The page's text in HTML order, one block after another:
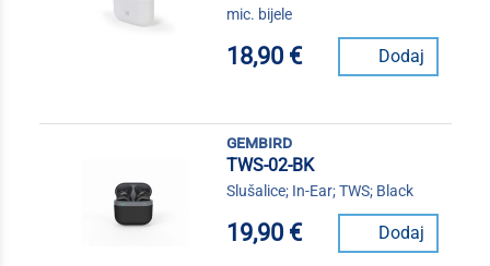
mic. bijele
18,90 € Dodaj
gembird
TWS-02-BK
Slušalice; In-Ear; TWS; Black
19,90 € Dodaj